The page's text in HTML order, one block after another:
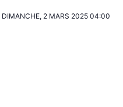
DIMANCHE, 2 MARS 2025 04:00